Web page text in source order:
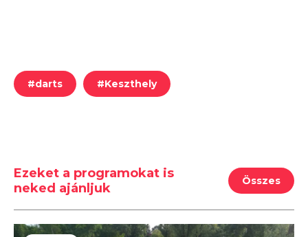
#darts #Keszthely
Ezeket a programokat is
neked ajánljuk
Összes